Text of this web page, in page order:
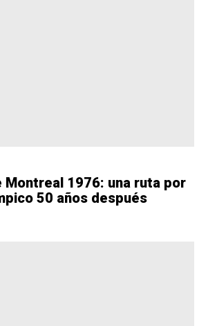
Montreal 1976: una ruta por
50 años después